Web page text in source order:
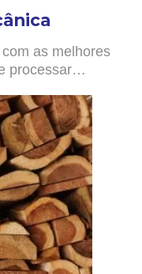
as melhores
processar…